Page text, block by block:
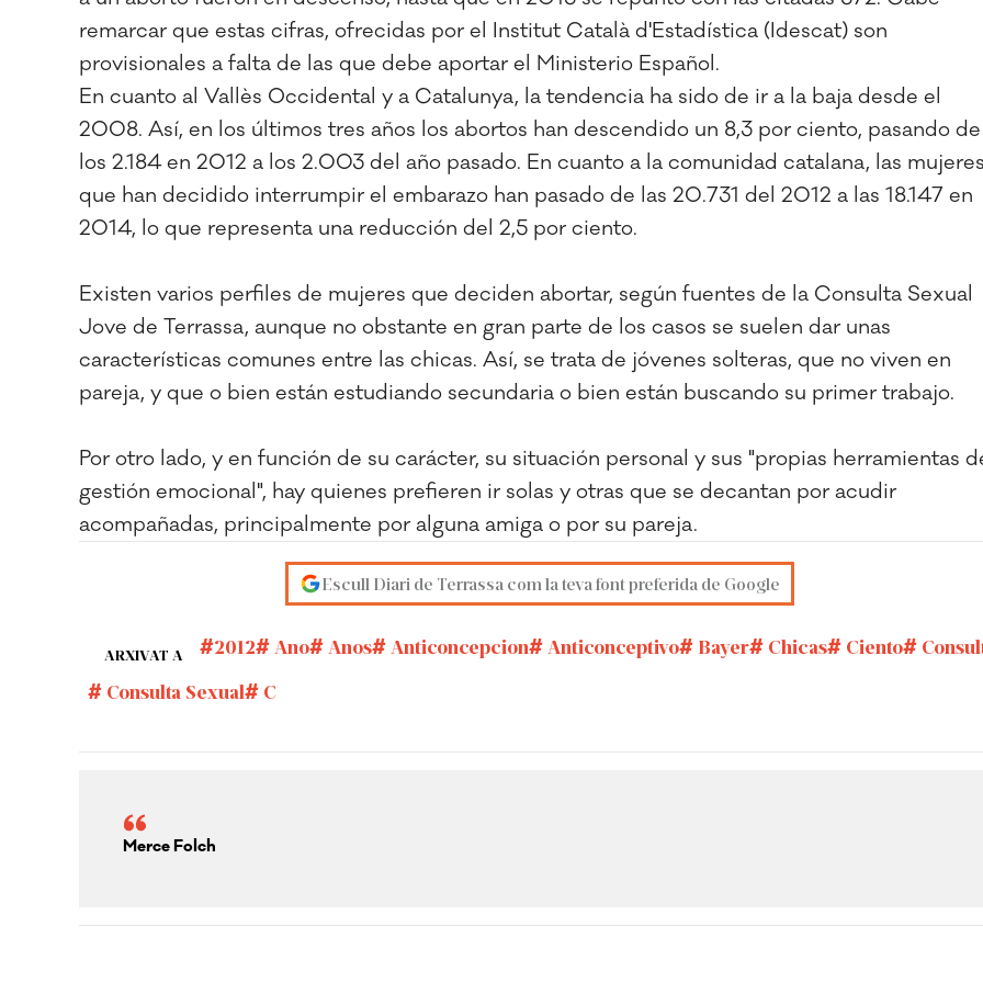
remarcar que estas cifras, ofrecidas por el Institut Català d'Estadística (Idescat) son
provisionales a falta de las que debe aportar el Ministerio Español.
En cuanto al Vallès Occidental y a Catalunya, la tendencia ha sido de ir a la baja desde el
2008. Así, en los últimos tres años los abortos han descendido un 8,3 por ciento, pasando de
los 2.184 en 2012 a los 2.003 del año pasado. En cuanto a la comunidad catalana, las
que han decidido interrumpir el embarazo han pasado de las 20.731 del 2012 a las 18.147 en
2014, lo que representa una reducción del 2,5 por ciento.
Existen varios perfiles de mujeres que deciden abortar, según fuentes de la Consulta Sexual
Jove de Terrassa, aunque no obstante en gran parte de los casos se suelen dar unas
características comunes entre las chicas. Así, se trata de jóvenes solteras, que no viven en
pareja, y que o bien están estudiando secundaria o bien están buscando su primer trabajo.
Por otro lado, y en función de su carácter, su situación personal y sus "propias herramientas
gestión emocional", hay quienes prefieren ir solas y otras que se decantan por acudir
acompañadas, principalmente por alguna amiga o por su pareja.
Escull Diari de Terrassa com la teva font preferida de Google
ARXIVAT A 2012 Ano Anos Anticoncepcion Anticonceptivo Bayer Chicas Ciento
Consulta Sexual
C
Merce Folch